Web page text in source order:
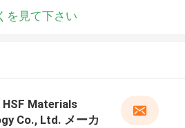
を見て下さい
HSF Materials
Co., Ltd. メーカ